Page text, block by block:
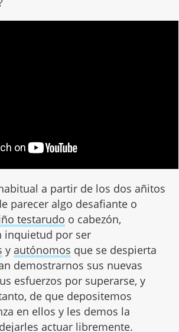
a partir de los dos añitos
parecer algo desafiante o
testarudo o cabezón,
inquietud por ser
y autónomos que se despierta
demostrarnos sus nuevas
esfuerzos por superarse, y
de que depositemos
en ellos y les demos la
actuar libremente.